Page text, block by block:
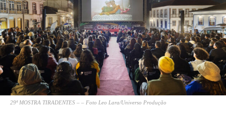
29ª MOSTRA TIRADENTES – – Foto Leo Lara/Universo Produção